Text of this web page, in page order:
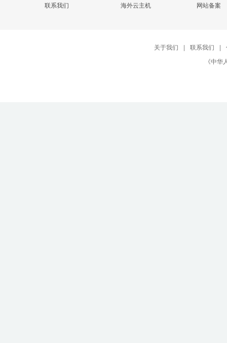
联系我们
海外云主机
网站备案
关于我们 | 联系我们 |
《中